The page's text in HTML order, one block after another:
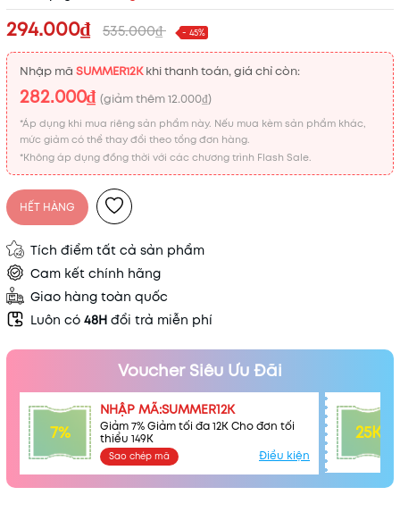
294.000₫ 535.000₫ - 45%
Nhập mã SUMMER12Kkhi thanh toán, giá chỉ còn:
282.000₫ (giảm thêm12.000₫)
*Áp dụng khi mua riêng sản phẩm này. Nếu mua kèm sản phẩm khác,
mức giảm có thể thay đổi theo tổng đơn hàng.
*Không áp dụng đồng thời với các chương trình Flash Sale.
HẾT HÀNG
Tích điểm tất cả sản phẩm
Cam kết chính hãng
Giao hàng toàn quốc
Luôn có 48H đổi trả miễn phí
Voucher Siêu Ưu Đãi
7%
NHẬP MÃ:SUMMER12K
Giảm 7% Giảm tối đa 12K Cho đơn tối
thiểu 149K
Sao chép mã Điều kiện
25K